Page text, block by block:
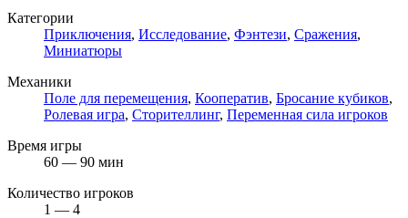
Категории
Приключения, Исследование, Фэнтези, Сражения,
Миниатюры
Механики
Поле для перемещения, Кооператив, Бросание кубиков,
Ролевая игра, Сторителлинг, Переменная сила игроков
Время игры
60 — 90 мин
Количество игроков
1 — 4